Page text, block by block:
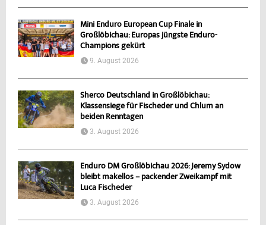
Mini Enduro European Cup Finale in
Großlöbichau: Europas jüngste Enduro-
Champions gekürt
9. August 2026
Sherco Deutschland in Großlöbichau:
Klassensiege für Fischeder und Chlum an
beiden Renntagen
3. August 2026
Enduro DM Großlöbichau 2026: Jeremy Sydow
bleibt makellos – packender Zweikampf mit
Luca Fischeder
3. August 2026